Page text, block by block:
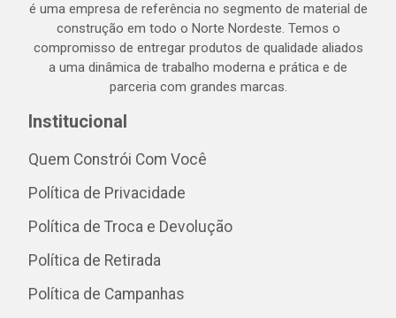
é uma empresa de referência no segmento de material de
construção em todo o Norte Nordeste. Temos o
compromisso de entregar produtos de qualidade aliados
a uma dinâmica de trabalho moderna e prática e de
parceria com grandes marcas.
Institucional
Quem Constrói Com Você
Política de Privacidade
Política de Troca e Devolução
Política de Retirada
Política de Campanhas